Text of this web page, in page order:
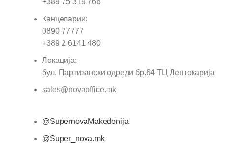
+389 75 319 766
Канцеларии:
0890 77777
+389 2 6141 480
Локација:
бул. Партизански одреди бр.64 ТЦ Лептокарија
sales@novaoffice.mk
@SupernovaMakedonija
@Super_nova.mk